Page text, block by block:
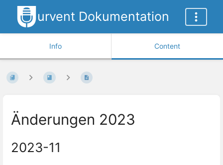
urvent Dokumentation
Info Content
Änderungen 2023
2023-11